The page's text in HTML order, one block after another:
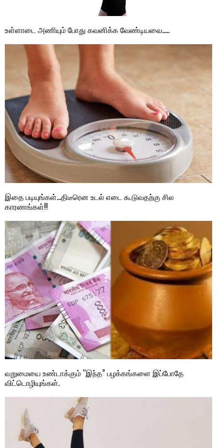
உள்ளாடை அணியும் போது கவனிக்க வேண்டியவை…..
இதை படியுங்கள்…திடீரென உடல் எடை கூடுவதற்கு சில
காரணங்கள்!!
வறுமையை உண்டாக்கும் “இந்த” பழக்கங்களை இப்போதே
விட்டொழியுங்கள்.